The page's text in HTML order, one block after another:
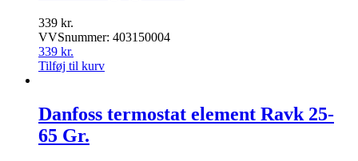
339 kr.
VVSnummer: 403150004
339 kr.
Tilføj til kurv
Danfoss termostat element Ravk 25-
65 Gr.